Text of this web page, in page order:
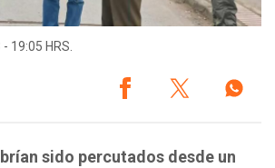
- 19:05 HRS.
sido percutados desde un